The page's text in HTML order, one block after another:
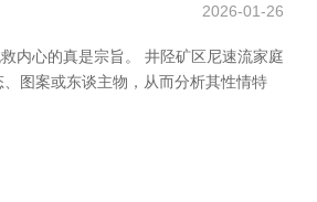
2026-01-26
内心的真是宗旨。 井陉矿区尼速流家庭
图案或东谈主物，从而分析其性情特